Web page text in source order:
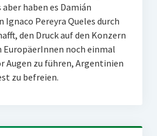
haben es Damián
Ignaco Pereyra Queles durch
den Druck auf den Konzern
EuropäerInnen noch einmal
Augen zu führen, Argentinien
zu befreien.